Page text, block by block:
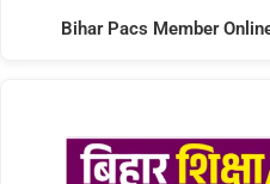
Bihar Pacs Member